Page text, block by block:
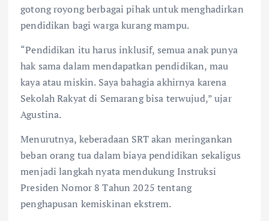
gotong royong berbagai pihak untuk menghadirkan
pendidikan bagi warga kurang mampu.
“Pendidikan itu harus inklusif, semua anak punya
hak sama dalam mendapatkan pendidikan, mau
kaya atau miskin. Saya bahagia akhirnya karena
Sekolah Rakyat di Semarang bisa terwujud,” ujar
Agustina.
Menurutnya, keberadaan SRT akan meringankan
beban orang tua dalam biaya pendidikan sekaligus
menjadi langkah nyata mendukung Instruksi
Presiden Nomor 8 Tahun 2025 tentang
penghapusan kemiskinan ekstrem.